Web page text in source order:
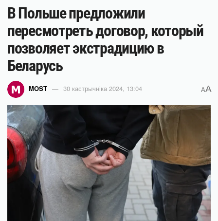
В Польше предложили
пересмотреть договор, который
позволяет экстрадицию в
Беларусь
MOST 30 кастрычніка 2024, 13:04 AA